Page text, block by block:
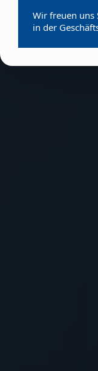
Wir freuen uns
in der